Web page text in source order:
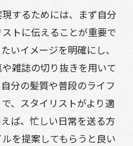
するためには、まず自分
トに伝えることが重要で
いイメージを明確にし、
雑誌の切り抜きを用いて
分の髪質や普段のライフ
、スタイリストがより適
ば、忙しい日常を送る方
を提案してもらうと良い